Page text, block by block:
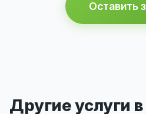
Оставить
Другие услуги